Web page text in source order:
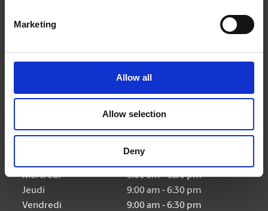
Marketing
Allow all
Allow selection
Deny
Nous suivre
Heures d'ouverture
9:00 am - 6:30 pm
Mercredi
9:00 am - 6:30 pm
Jeudi
9:00 am - 6:30 pm
Vendredi
9:00 am - 6:30 pm